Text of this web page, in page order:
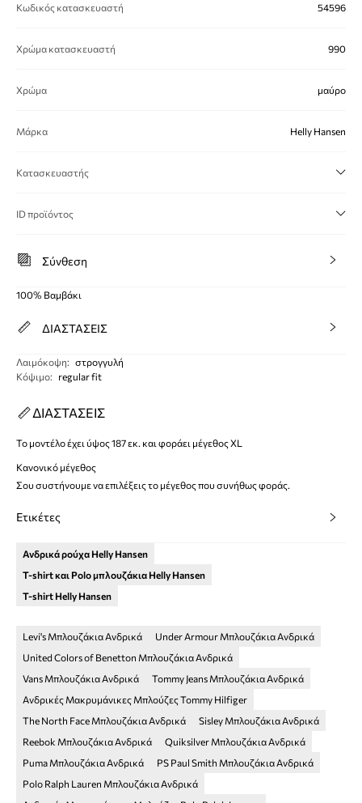
Κωδικός κατασκευαστή 54596
Χρώμα κατασκευαστή 990
Χρώμα μαύρο
Μάρκα Helly Hansen
Κατασκευαστής
ID προϊόντος
Σύνθεση
100% Βαμβάκι
ΔΙΑΣΤΑΣΕΙΣ
Λαιμόκοψη: στρογγυλή
Κόψιμο: regular fit
ΔΙΑΣΤΑΣΕΙΣ
Το μοντέλο έχει ύψος 187 εκ. και φοράει μέγεθος XL
Κανονικό μέγεθος
Σου συστήνουμε να επιλέξεις το μέγεθος που συνήθως φοράς.
Ετικέτες
Ανδρικά ρούχα Helly Hansen
T-shirt και Polo μπλουζάκια Helly Hansen
T-shirt Helly Hansen
Levi's Μπλουζάκια Ανδρικά
Under Armour Μπλουζάκια Ανδρικά
United Colors of Benetton Μπλουζάκια Ανδρικά
Vans Μπλουζάκια Ανδρικά
Tommy Jeans Μπλουζάκια Ανδρικά
Ανδρικές Μακρυμάνικες Μπλούζες Tommy Hilfiger
The North Face Μπλουζάκια Ανδρικά
Sisley Μπλουζάκια Ανδρικά
Reebok Μπλουζάκια Ανδρικά
Quiksilver Μπλουζάκια Ανδρικά
Puma Μπλουζάκια Ανδρικά
PS Paul Smith Μπλουζάκια Ανδρικά
Polo Ralph Lauren Μπλουζάκια Ανδρικά